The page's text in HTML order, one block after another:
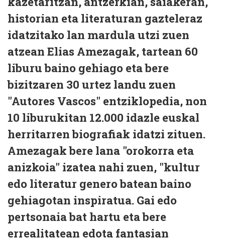
historian eta literaturan gazteleraz
idatzitako lan mardula utzi zuen
atzean Elias Amezagak, tartean 60
liburu baino gehiago eta bere
bizitzaren 30 urtez landu zuen
"Autores Vascos" entziklopedia, non
10 liburukitan 12.000 idazle euskal
herritarren biografiak idatzi zituen.
Amezagak bere lana "orokorra eta
anizkoia" izatea nahi zuen, "kultur
edo literatur genero batean baino
gehiagotan inspiratua. Gai edo
pertsonaia bat hartu eta bere
errealitatean edota fantasian